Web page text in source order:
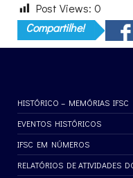
Post Views: 0
Compartilhe!
HISTÓRICO – MEMÓRIAS IFSC
EVENTOS HISTÓRICOS
IFSC EM NÚMEROS
RELATÓRIOS DE ATIVIDADES